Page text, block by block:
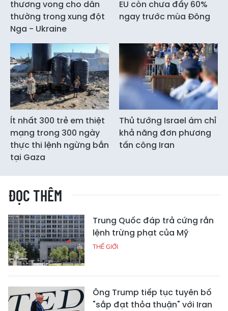
thương vong cho dân
thường trong xung đột
Nga - Ukraine
EU còn chưa đầy 60%
ngay trước mùa Đông
Ít nhất 300 trẻ em thiệt
mạng trong 300 ngày
thực thi lệnh ngừng bắn
tại Gaza
Thủ tướng Israel ám chỉ
khả năng đơn phương
tấn công Iran
ĐỌC THÊM
Trung Quốc đáp trả cứng rắn
lệnh trừng phạt của Mỹ
THẾ GIỚI
Ông Trump tiếp tục tuyên bố
"sắp đạt thỏa thuận" với Iran